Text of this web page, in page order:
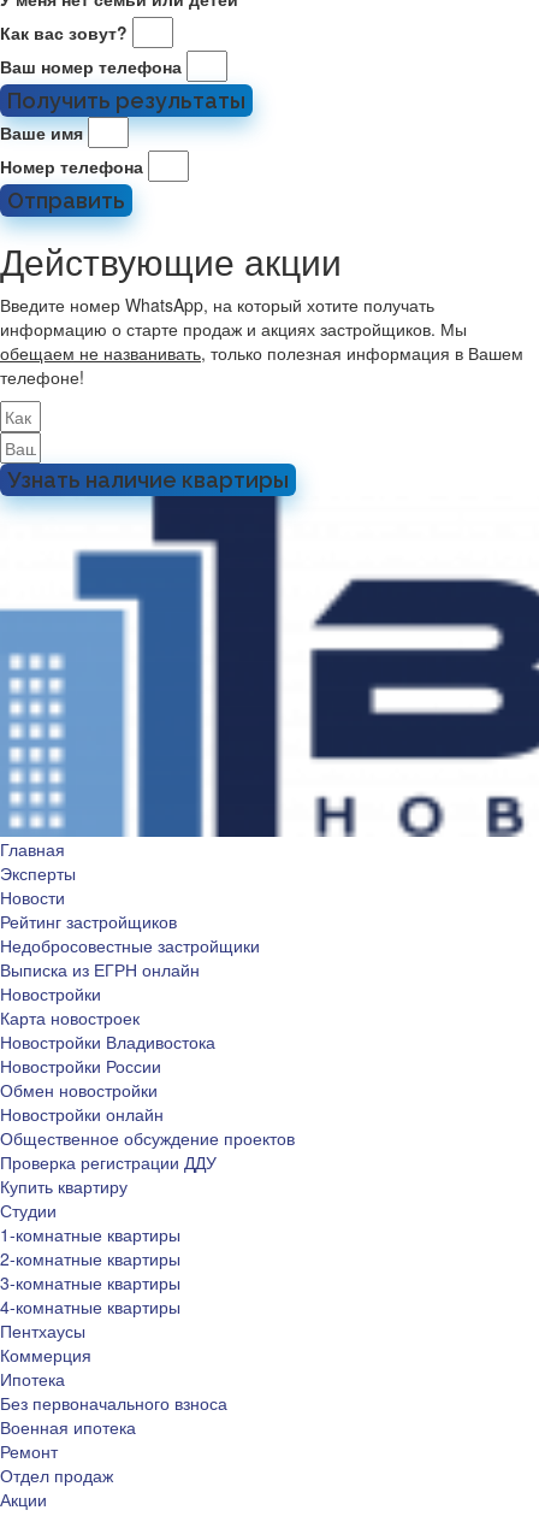
Как вас зовут?
Ваш номер телефона
Получить результаты
Ваше имя
Номер телефона
Отправить
Действующие акции
Введите номер WhatsApp, на который хотите получать
информацию о старте продаж и акциях застройщиков. Мы
обещаем не названивать, только полезная информация в Вашем
телефоне!
Узнать наличие квартиры
Главная
Эксперты
Новости
Рейтинг застройщиков
Недобросовестные застройщики
Выписка из ЕГРН онлайн
Новостройки
Карта новостроек
Новостройки Владивостока
Новостройки России
Обмен новостройки
Новостройки онлайн
Общественное обсуждение проектов
Проверка регистрации ДДУ
Купить квартиру
Студии
1-комнатные квартиры
2-комнатные квартиры
3-комнатные квартиры
4-комнатные квартиры
Пентхаусы
Коммерция
Ипотека
Без первоначального взноса
Военная ипотека
Ремонт
Отдел продаж
Акции